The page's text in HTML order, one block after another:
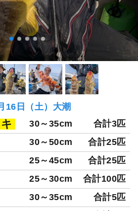
16日（土）大潮
30～35cm 合計3匹
30～50cm 合計25匹
25～45cm 合計25匹
25～30cm 合計100匹
30～35cm 合計5匹